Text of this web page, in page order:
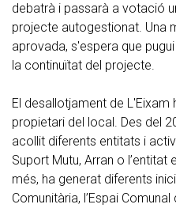
debatrà i passarà a votació
projecte autogestionat. Una
aprovada, s'espera que
la continuïtat del projecte.
El desallotjament de L'Eixam
propietari del local. Des del
acollit diferents entitats i
Suport Mutu, Arran o
més, ha generat diferents
Comunitària, l’Espai Comunal